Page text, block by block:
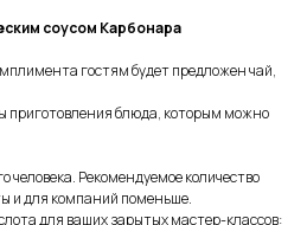
соусом Карбонара
гостям будет предложен чай,
приготовления блюда, которым можно
человека. Рекомендуемое количество
и для компаний поменьше.
для ваших зарытых мастер-классов: